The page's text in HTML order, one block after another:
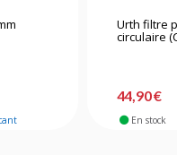
Urth filtre
circulaire
44,90 €
En stock